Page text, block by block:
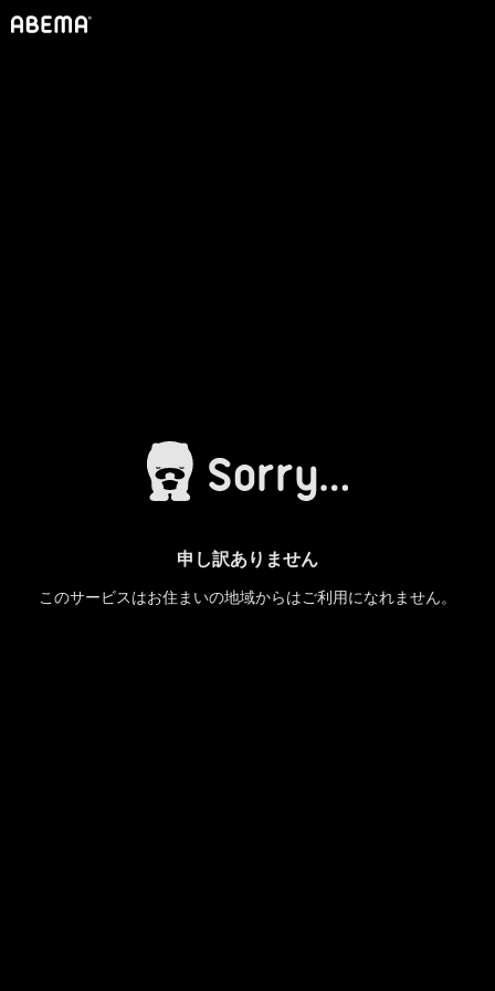
申し訳ありません
このサービスはお住まいの地域からはご利用になれません。